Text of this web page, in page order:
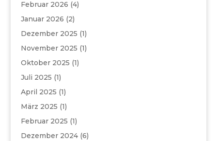
Februar 2026 (4)
Januar 2026 (2)
Dezember 2025 (1)
November 2025 (1)
Oktober 2025 (1)
Juli 2025 (1)
April 2025 (1)
März 2025 (1)
Februar 2025 (1)
Dezember 2024(6)